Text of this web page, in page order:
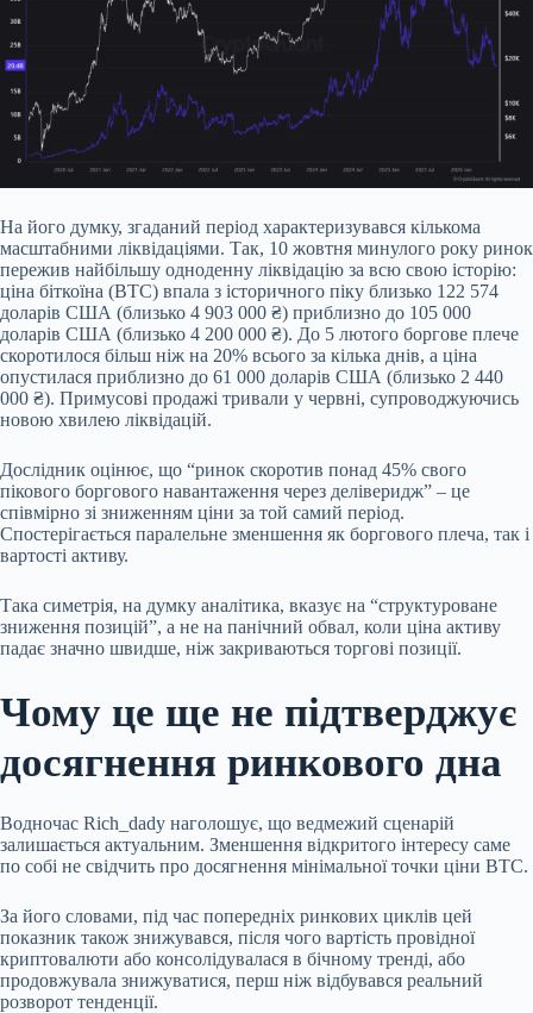
На його думку, згаданий період характеризувався кількома
масштабними ліквідаціями. Так, 10 жовтня минулого року ринок
пережив найбільшу одноденну ліквідацію за всю свою історію:
ціна біткоїна (BTC) впала з історичного піку близько 122 574
доларів США (близько 4 903 000 ₴) приблизно до 105 000
доларів США (близько 4 200 000 ₴). До 5 лютого боргове плече
скоротилося більш ніж на 20% всього за кілька днів, а ціна
опустилася приблизно до 61 000 доларів США (близько 2 440
000 ₴). Примусові продажі тривали у червні, супроводжуючись
новою хвилею ліквідацій.
Дослідник оцінює, що “ринок скоротив понад 45% свого
пікового боргового навантаження через деліверидж” – це
співмірно зі зниженням ціни за той самий період.
Спостерігається паралельне зменшення як боргового плеча, так і
вартості активу.
Така симетрія, на думку аналітика, вказує на “структуроване
зниження позицій”, а не на панічний обвал, коли ціна активу
падає значно швидше, ніж закриваються торгові позиції.
Чому це ще не підтверджує
досягнення ринкового дна
Водночас Rich_dady наголошує, що ведмежий сценарій
залишається актуальним. Зменшення відкритого інтересу саме
по собі не свідчить про досягнення мінімальної точки ціни BTC.
За його словами, під час попередніх ринкових циклів цей
показник також знижувався, після чого вартість провідної
криптовалюти або консолідувалася в бічному тренді, або
продовжувала знижуватися, перш ніж відбувався реальний
розворот тенденції.